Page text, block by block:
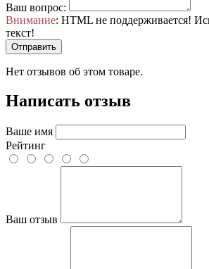
Ваш вопрос:
Внимание: HTML не поддерживается!
текст!
Отправить
Нет отзывов об этом товаре.
Написать отзыв
Ваше имя
Рейтинг
Ваш отзыв